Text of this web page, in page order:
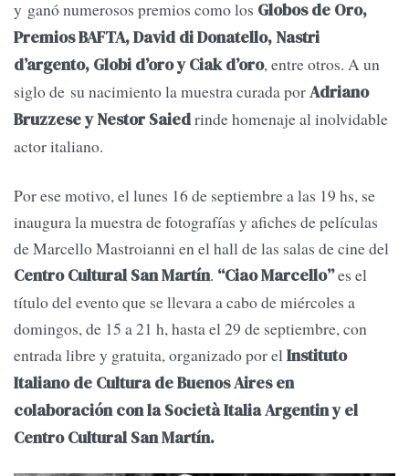
y ganó numerosos premios como los Globos de Oro,
Premios BAFTA, David di Donatello, Nastri
d’argento, Globi d’oro y Ciak d’oro, entre otros. A un
siglo de su nacimiento la muestra curada porAdriano
Bruzzese y Nestor Saiedrinde homenaje al inolvidable
actor italiano.
Por ese motivo, el lunes 16 de septiembre a las 19 hs, se
inaugura la muestra de fotografías y afiches de películas
de Marcello Mastroianni en el hall de las salas de cine del
Centro Cultural San Martín. “Ciao Marcello”es el
título del evento que se llevara a cabo de miércoles a
domingos, de 15 a 21 h, hasta el 29 de septiembre, con
entrada libre y gratuita, organizado por elInstituto
Italiano de Cultura de Buenos Aires en
colaboración con la Società Italia Argentin y el
Centro Cultural San Martín.